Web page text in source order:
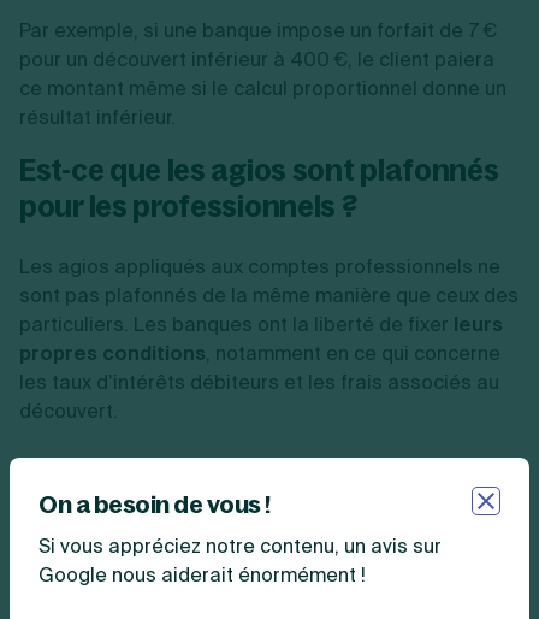
Par exemple, si une banque impose un forfait de 7 €
pour un découvert inférieur à 400 €, le client paiera
ce montant même si le calcul proportionnel donne un
résultat inférieur.
Est-ce que les agios sont plafonnés
pour les professionnels ?
Les agios appliqués aux comptes professionnels ne
sont pas plafonnés de la même manière que ceux des
particuliers. Les banques ont la liberté de fixer leurs
propres conditions, notamment en ce qui concerne
les taux d’intérêts débiteurs et les frais associés au
découvert.
peuvent être facturés, notamment des
commissions
malgré l’insuffisance de fonds.
On a besoin de vous !
Si vous appréciez notre contenu, un avis sur
Google nous aiderait énormément !